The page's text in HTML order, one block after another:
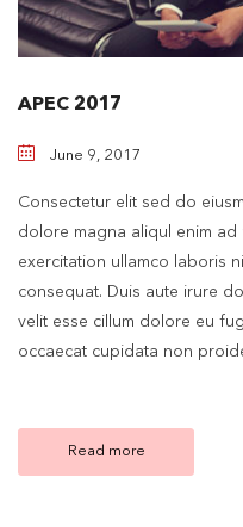
APEC 2017
June 9, 2017
Consectetur elit sed do
dolore magna aliqul enim ad
exercitation ullamco laboris
consequat. Duis aute irure
velit esse cillum dolore eu
occaecat cupidata non
Read more